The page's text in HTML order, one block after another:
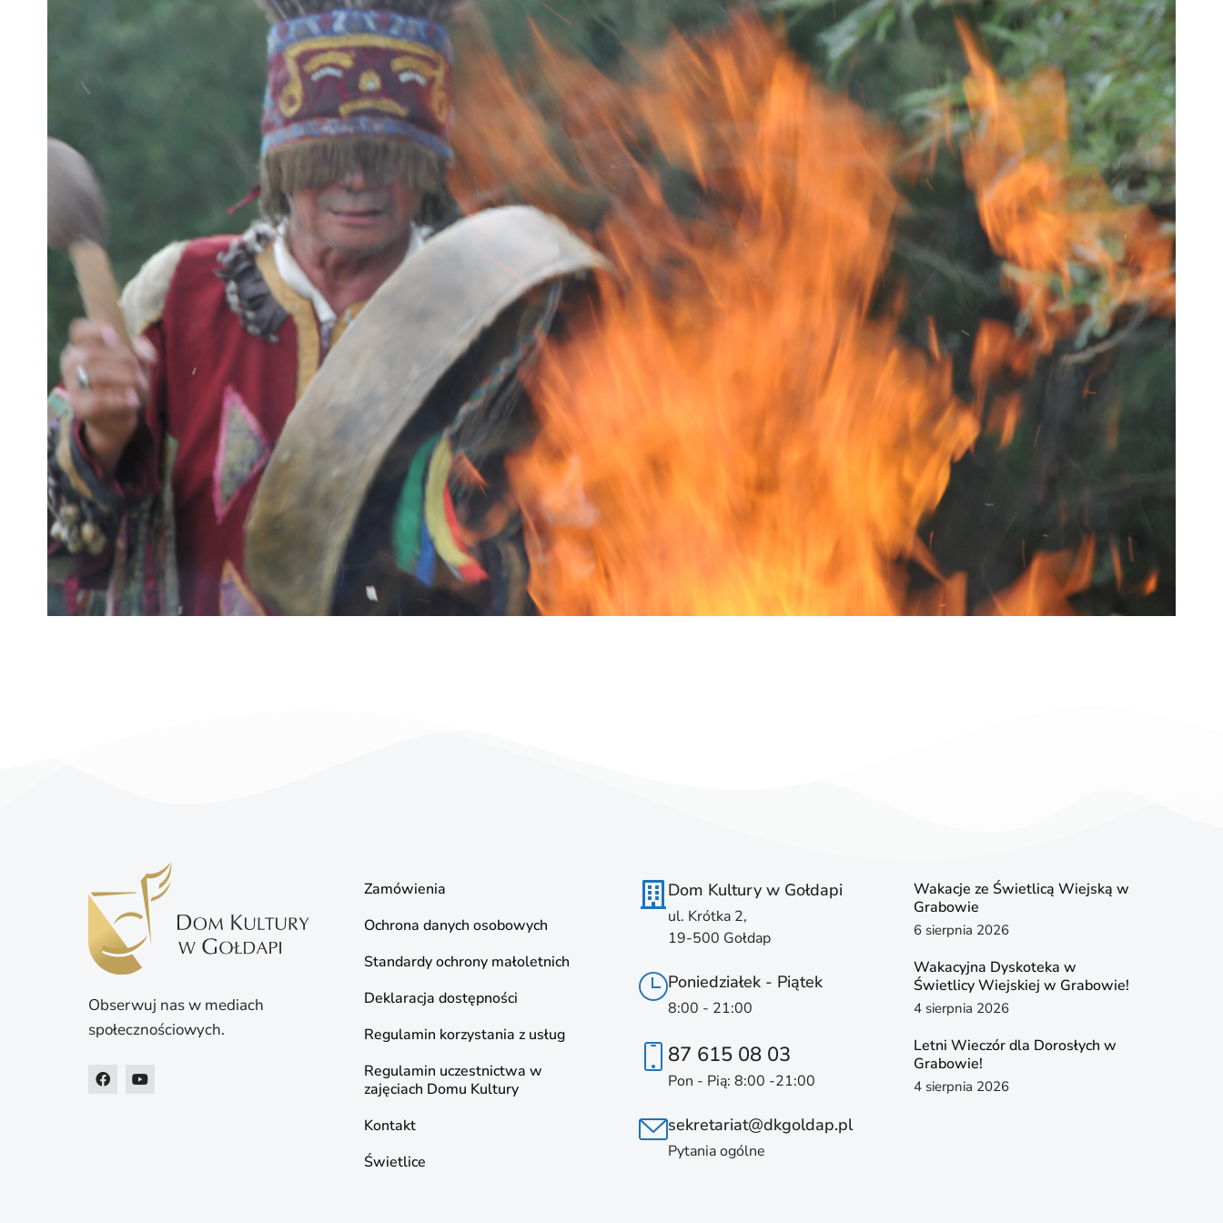
Obserwuj nas w mediach
społecznościowych.
Zamówienia
Ochrona danych osobowych
Standardy ochrony małoletnich
Deklaracja dostępności
Regulamin korzystania z usług
Regulamin uczestnictwa w
zajęciach Domu Kultury
Kontakt
Świetlice
Dom Kultury w Gołdapi
ul. Krótka 2,
19-500 Gołdap
Poniedziałek - Piątek
8:00 - 21:00
87 615 08 03
Pon - Pią: 8:00 -21:00
sekretariat@dkgoldap.pl
Pytania ogólne
Wakacje ze Świetlicą Wiejską w
Grabowie
6 sierpnia 2026
Wakacyjna Dyskoteka w
Świetlicy Wiejskiej w Grabowie!
4 sierpnia 2026
Letni Wieczór dla Dorosłych w
Grabowie!
4 sierpnia 2026